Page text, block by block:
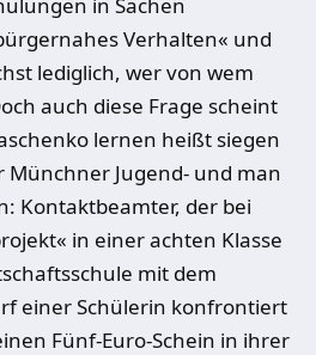
Verhalten« und
lediglich, wer von wem
auch diese Frage scheint
lernen heißt siegen
Münchner Jugend- und man
Kontaktbeamter, der bei
in einer achten Klasse
mit dem
einer Schülerin konfrontiert
Fünf-Euro-Schein in ihrer